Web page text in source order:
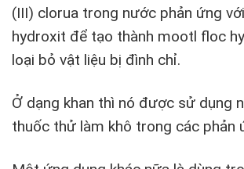
(III) clorua trong nước phản ứng
hydroxit để tạo thành mootl floc
loại bỏ vật liệu bị đình chỉ.
Ở dạng khan thì nó được sử dụng
thuốc thử làm khô trong các phản